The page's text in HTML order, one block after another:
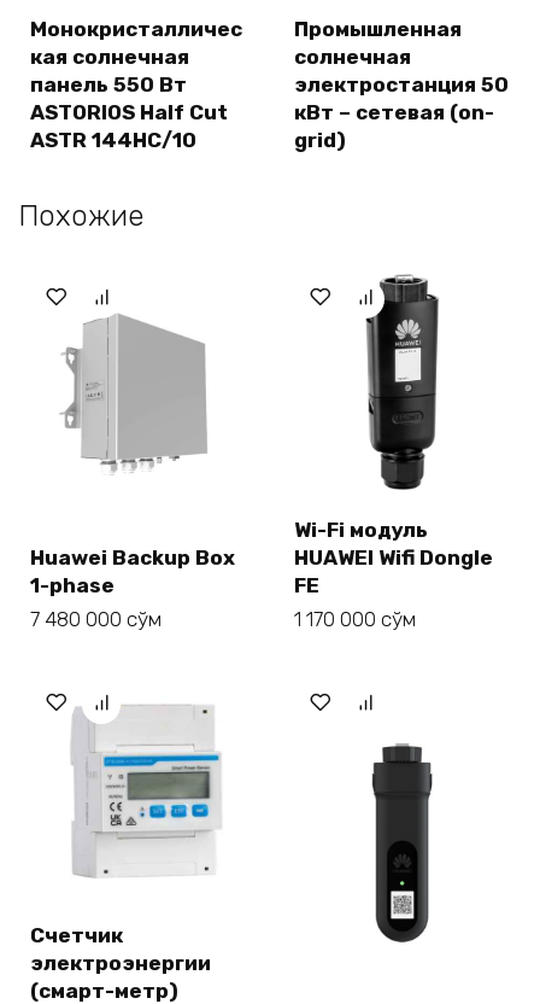
Монокристалличес
кая солнечная
панель 550 Вт
ASTORIOS Half Cut
ASTR 144HC/10
Промышленная
солнечная
электростанция 50
кВт – сетевая (on-
grid)
Похожие
Huawei Backup Box
1-phase
7 480 000 сўм
Wi-Fi модуль
HUAWEI Wifi Dongle
FE
1 170 000 сўм
Счетчик
электроэнергии
(смарт-метр)